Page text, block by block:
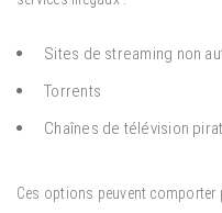
Sites de streaming non
Torrents
Chaînes de télévision
Ces options peuvent